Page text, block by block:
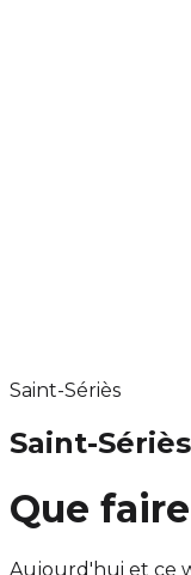
Saint-Sériès
Saint-Sériès
Que
Aujourd'hui et ce